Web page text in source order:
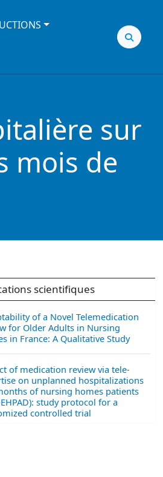
sur
mois de
scientifiques
of a Novel Telemedication
for Older Adults in Nursing
in France: A Qualitative Study
of medication review via tele-
on unplanned hospitalizations
of nursing homes patients
EHPAD): study protocol for a
controlled trial